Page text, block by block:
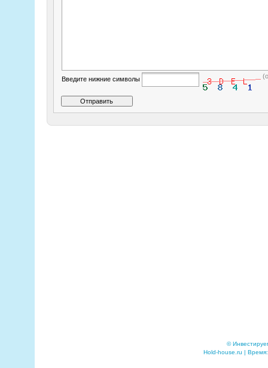
Введите нижние символы
©
Hold-house.ru |